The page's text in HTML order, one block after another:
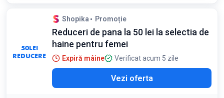
50LEI
REDUCERE
Shopika Promoție
Reduceri de pana la 50 lei la selectia de
haine pentru femei
Expiră mâine Verificat acum 5 zile
Vezi oferta